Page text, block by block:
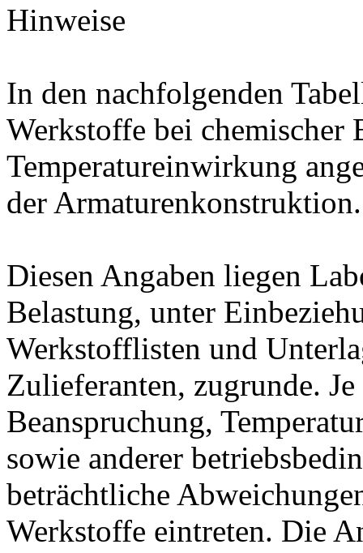
Hinweise
In den nachfolgenden
Werkstoffe bei chemischer
Temperatureinwirkung
der Armaturenkonstruktion.
Diesen Angaben liegen
Belastung, unter
Werkstofflisten und
Zulieferanten, zugrunde.
Beanspruchung,
sowie anderer
beträchtliche
Werkstoffe eintreten. Die